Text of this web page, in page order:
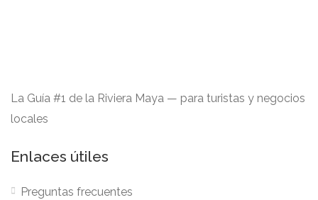
La Guía #1 de la Riviera Maya — para turistas y negocios
locales
Enlaces útiles
Preguntas frecuentes